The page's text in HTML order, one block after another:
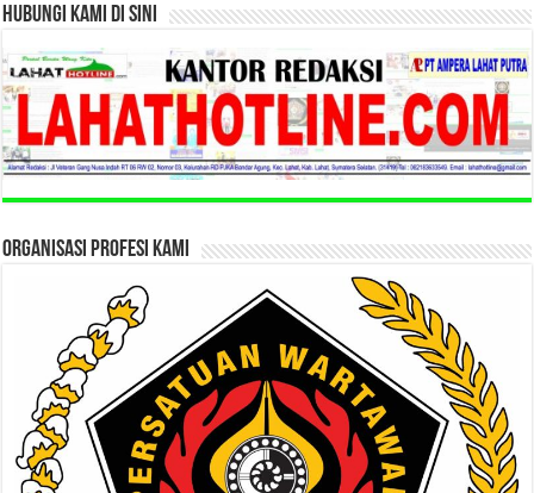
HUBUNGI KAMI DI SINI
ORGANISASI PROFESI KAMI